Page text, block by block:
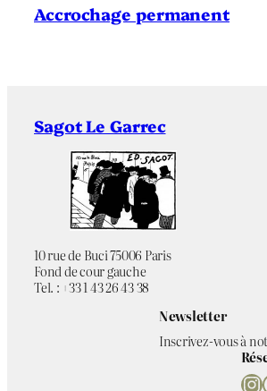
Accrochage permanent
Sagot Le Garrec
10 rue de Buci 75006 Paris
Fond de cour gauche
Tel. : +33 1 43 26 43 38
Newsletter
Inscrivez-vous à
Instagram